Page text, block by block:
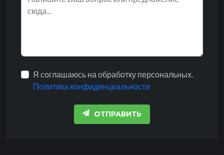
Я соглашаюсь на обработку персональных.
Политика конфиденциальности
ОТПРАВИТЬ